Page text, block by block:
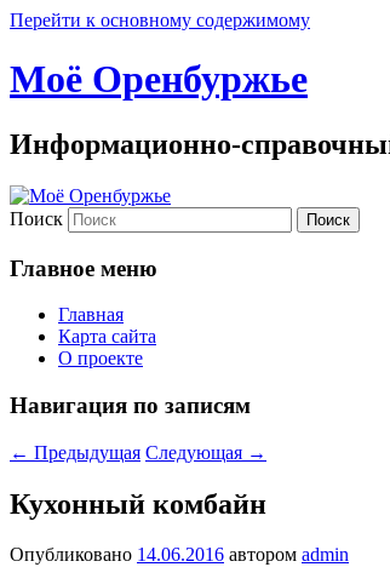
Перейти к основному содержимому
Моё Оренбуржье
Информационно-
Поиск
Главное меню
Главная
Карта сайта
О проекте
Навигация по записям
← Предыдущая Следующая →
Кухонный комбайн
Опубликовано 14.06.2016 автором admin